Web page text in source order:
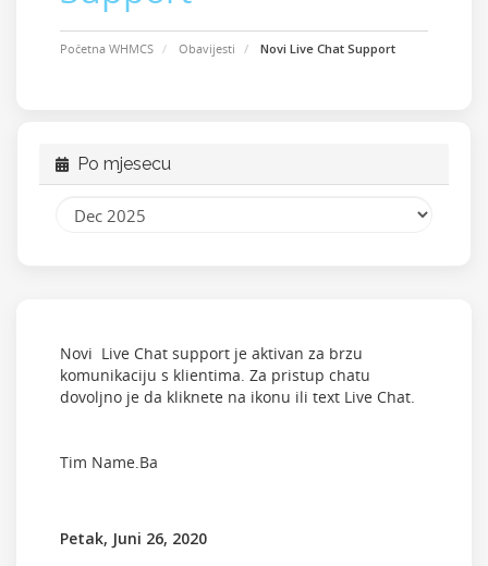
Početna WHMCS Obavijesti Novi Live Chat Support
Po mjesecu
Novi Live Chat support je aktivan za brzu
komunikaciju s klientima. Za pristup chatu
dovoljno je da kliknete na ikonu ili text Live Chat.
Tim Name.Ba
Petak, Juni 26, 2020